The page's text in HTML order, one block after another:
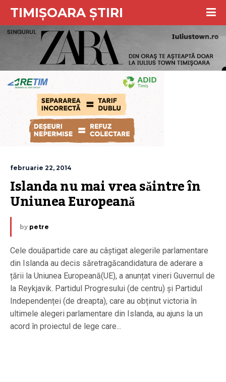
TIMIȘOARA ȘTIRI
februarie 22, 2014
Islanda nu mai vrea săintre în
Uniunea Europeană
by petre
Cele douăpartide care au câștigat alegerile parlamentare
din Islanda au decis săretragăcandidatura de aderare a
țării la Uniunea Europeană(UE), a anunțat vineri Guvernul de
la Reykjavik. Partidul Progresului (de centru) și Partidul
Independenței (de dreapta), care au obținut victoria în
ultimele alegeri parlamentare din Islanda, au ajuns la un
acord în proiectul de lege care...